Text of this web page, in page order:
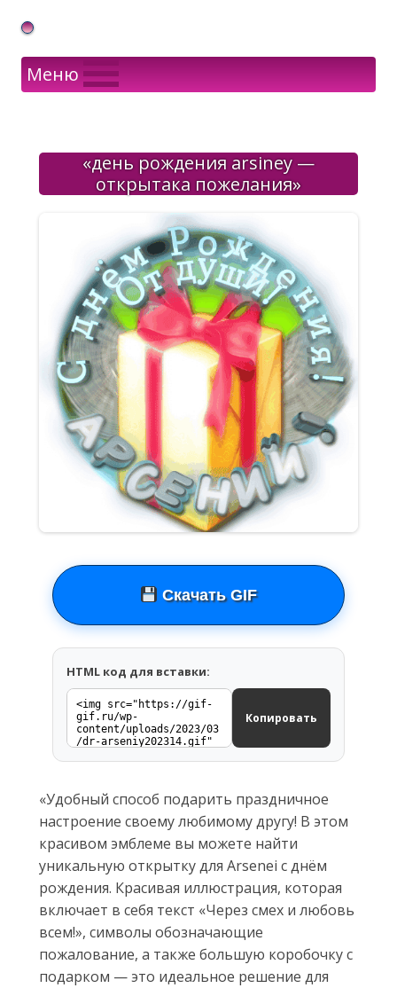
Gif Открытки в подарок
Меню
«день рождения arsiney —
открытака пожелания»
Скачать GIF
HTML код для вставки:
Копировать
«Удобный способ подарить праздничное
настроение своему любимому другу! В этом
красивом эмблеме вы можете найти
уникальную открытку для Arsenei с днём
рождения. Красивая иллюстрация, которая
включает в себя текст «Через смех и любовь
всем!», символы обозначающие
пожалование, а также большую коробочку с
подарком — это идеальное решение для